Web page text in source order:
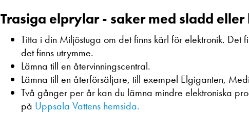
Trasiga elprylar - saker med sladd eller
Titta i din Miljöstuga om det finns kärl för elektronik. Det
det finns utrymme.
Lämna till en återvinningscentral.
Lämna till en återförsäljare, till exempel Elgiganten,
Två gånger per år kan du lämna mindre elektroniska
på Uppsala Vattens hemsida.